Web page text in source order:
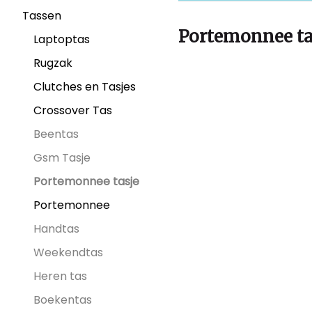
Tassen
Laptoptas
Rugzak
Clutches en Tasjes
Crossover Tas
Beentas
Gsm Tasje
Portemonnee tasje
Portemonnee
Handtas
Weekendtas
Heren tas
Boekentas
Portemonnee